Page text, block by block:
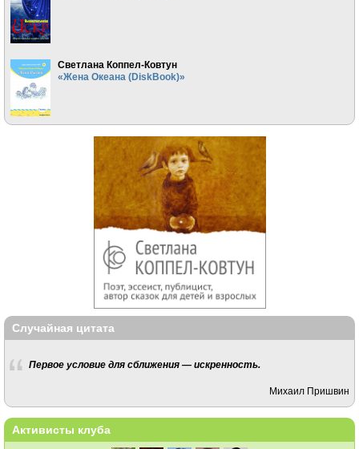
Светлана Коппел-Ковтун
«Жена Океана (DiskBook)»
Случайная цитата
Первое условие для сближения — искренность.
Михаил Пришвин
Активисты клуба